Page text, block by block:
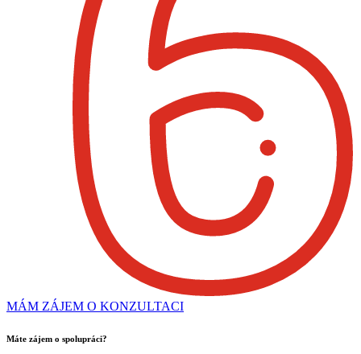
MÁM ZÁJEM O KONZULTACI
Máte zájem o spolupráci?